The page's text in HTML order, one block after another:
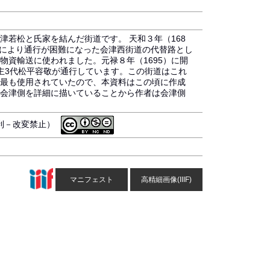
若松と氏家を結んだ街道です。 天和３年（168
より通行が困難になった会津西街道の代替路とし
資輸送に使われました。元禄８年（1695）に開
3代松平容敬が通行しています。この街道はこれ
も使用されていたので、本資料はこの頃に作成
津側を詳細に描いていることから作者は会津側
改変禁止）
マニフェスト 高精細画像(IIIF)